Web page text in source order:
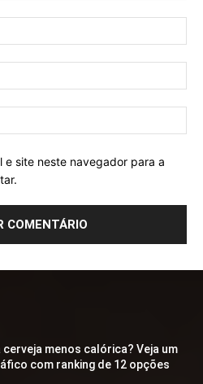
e site neste navegador para a
cerveja menos calórica? Veja um
com ranking de 12 opções